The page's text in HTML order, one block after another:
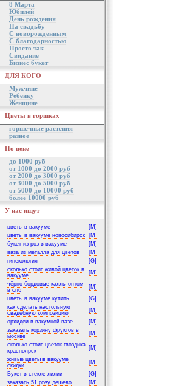
8 Марта
Юбилей
День рождения
На свадьбу
С новорожденным
С благодарностью
Просто так
Свидание
Бизнес букет
ДЛЯ КОГО
Мужчине
Ребенку
Женщине
Цветы в горшках
горшечные растения
разное
По цене
до 1000 руб
от 1000 до 2000 руб
от 2000 до 3000 руб
от 3000 до 5000 руб
от 5000 до 10000 руб
более 10000 руб
У нас ищут
цветы в вакууме
[M]
цветы в вакууме новосибирск
[M]
букет из роз в вакууме
[M]
ваза из металла для цветов
[M]
гинекология
[G]
сколько стоит живой цветок в
вакууме
[M]
чёрно-бордовые каллы оптом
в спб
[M]
цветы в вакууме купить
[G]
как сделать настольную
свадебную композицию
[M]
орхидеи в вакумной вазе
[M]
заказать корзину фруктов в
москве
[M]
сколько стоит цветок гвоздика
красноярск
[M]
живые цветы в вакууме
скидки
[M]
Букет в стекле лилии
[G]
заказать 51 розу дешево
[M]